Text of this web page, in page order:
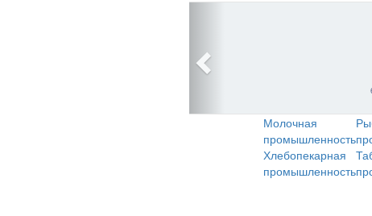
Молочная
промышленность
Хлебопекарная
промышленность